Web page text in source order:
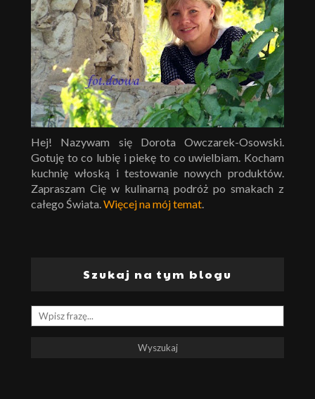
Hej! Nazywam się Dorota Owczarek-Osowski.
Gotuję to co lubię i piekę to co uwielbiam. Kocham
kuchnię włoską i testowanie nowych produktów.
Zapraszam Cię w kulinarną podróż po smakach z
całego Świata. Więcej na mój temat
Szukaj na tym blogu